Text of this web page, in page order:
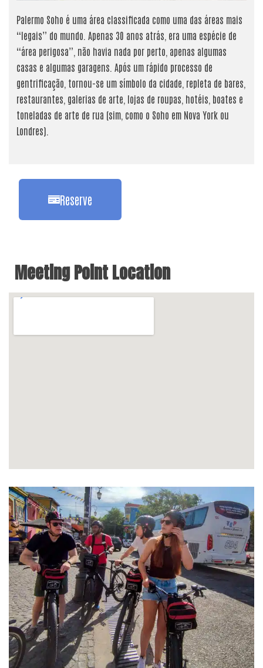
Palermo Soho é uma área classificada como uma das áreas mais
“legais” do mundo. Apenas 30 anos atrás, era uma espécie de
“área perigosa”, não havia nada por perto, apenas algumas
casas e algumas garagens. Após um rápido processo de
gentrificação, tornou-se um símbolo da cidade, repleta de bares,
restaurantes, galerias de arte, lojas de roupas, hotéis, boates e
toneladas de arte de rua (sim, como o Soho em Nova York ou
Londres).
Reserve
Meeting Point Location